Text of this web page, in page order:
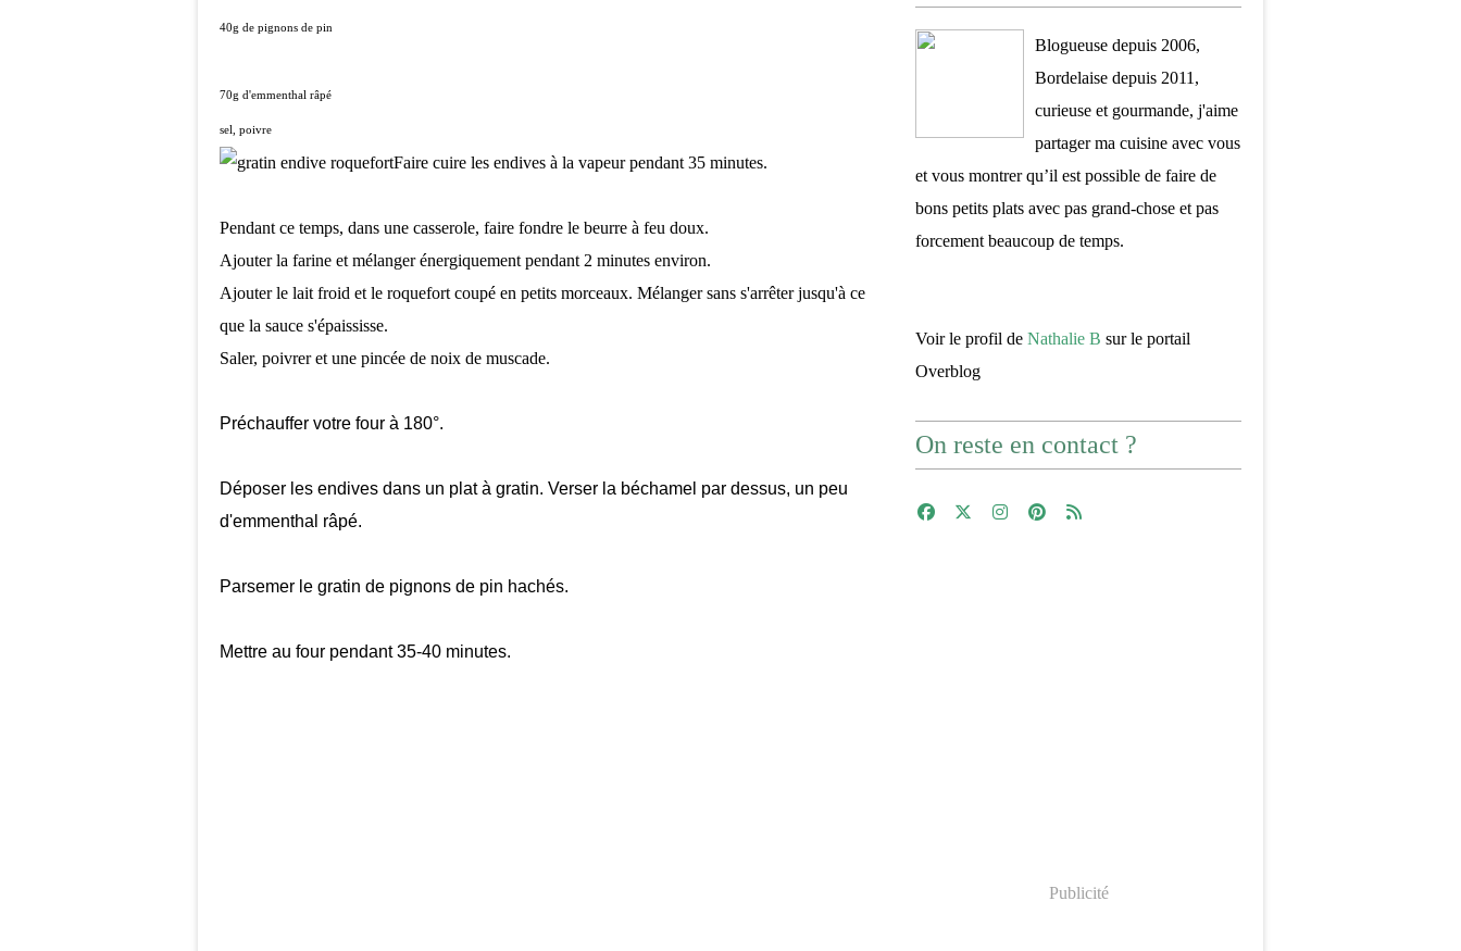
40g de pignons de pin
70g d'emmenthal râpé
sel, poivre
Faire cuire les endives à la vapeur pendant 35 minutes.
Pendant ce temps, dans une casserole, faire fondre le beurre à feu doux.
Ajouter la farine et mélanger énergiquement pendant 2 minutes environ.
Ajouter le lait froid et le roquefort coupé en petits morceaux. Mélanger sans s'arrêter jusqu'à ce
que la sauce s'épaississe.
Saler, poivrer et une pincée de noix de muscade.
Préchauffer votre four à 180°.
Déposer les endives dans un plat à gratin. Verser la béchamel par dessus, un peu
d'emmenthal râpé.
Parsemer le gratin de pignons de pin hachés.
Mettre au four pendant 35-40 minutes.
Blogueuse depuis 2006,
Bordelaise depuis 2011,
curieuse et gourmande, j'aime
partager ma cuisine avec vous
et vous montrer qu’il est possible de faire de
bons petits plats avec pas grand-chose et pas
forcement beaucoup de temps.
Voir le profil de Nathalie B sur le portail
Overblog
On reste en contact ?
Publicité